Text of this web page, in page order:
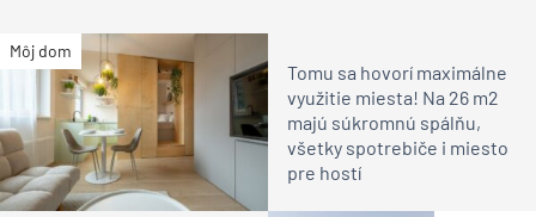
Môj dom
Tomu sa hovorí maximálne
využitie miesta! Na 26 m2
majú súkromnú spálňu,
všetky spotrebiče i miesto
pre hostí